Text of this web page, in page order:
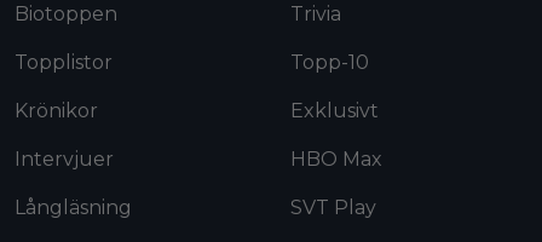
Biotoppen
Topplistor
Krönikor
Intervjuer
Långläsning
Trivia
Topp-10
Exklusivt
HBO Max
SVT Play